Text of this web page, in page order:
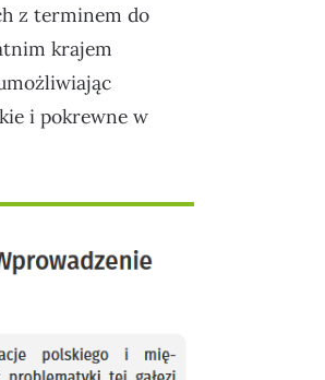
z terminem do
krajem
i pokrewne w